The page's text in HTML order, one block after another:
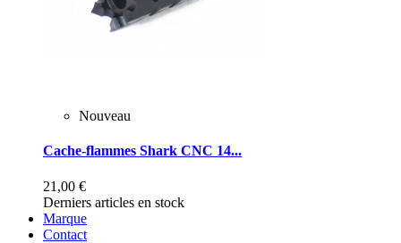
Nouveau
Cache-flammes Shark CNC 14...
21,00 €
Derniers articles en stock
Marque
Contact